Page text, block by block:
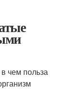
чем польза